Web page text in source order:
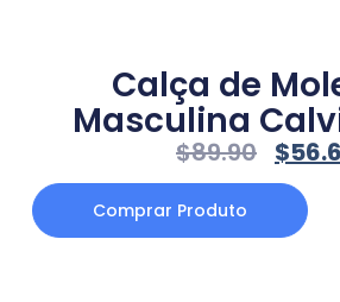
Calça de
Masculina
$89.90 $
Comprar Produto